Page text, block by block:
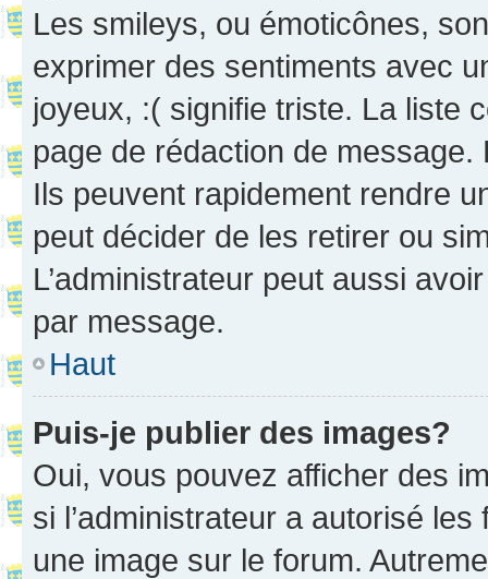
Les smileys, ou émoticônes,
exprimer des sentiments avec
joyeux, :( signifie triste. La liste
page de rédaction de
Ils peuvent rapidement rendre
peut décider de les retirer ou
L’administrateur peut aussi
par message.
Haut
Puis-je publier des images?
Oui, vous pouvez afficher des
si l’administrateur a autorisé
une image sur le forum.